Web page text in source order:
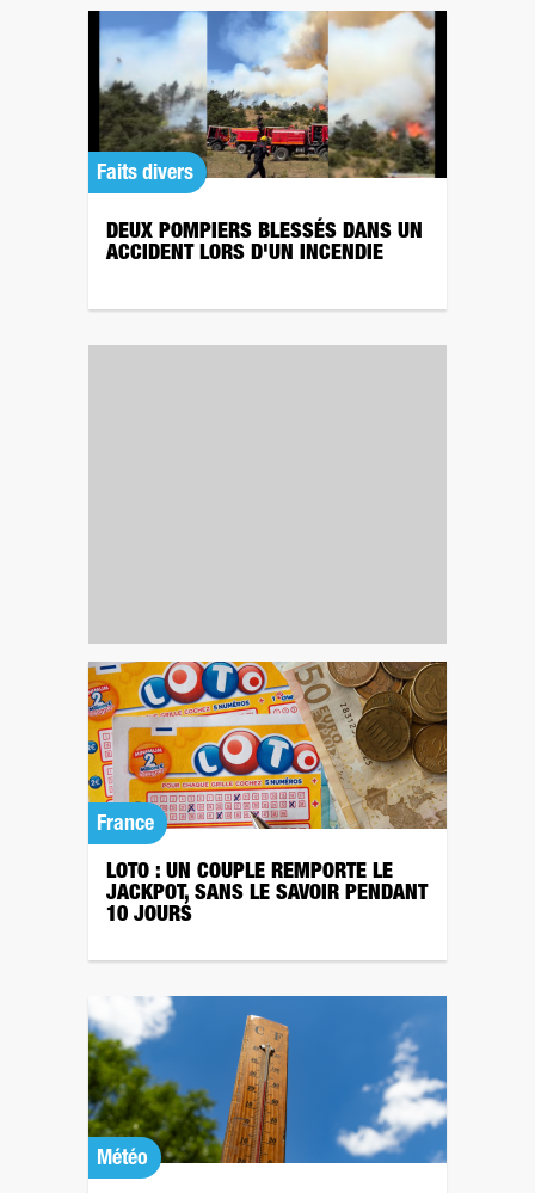
Faits divers
DEUX POMPIERS BLESSÉS DANS UN
ACCIDENT LORS D'UN INCENDIE
France
LOTO : UN COUPLE REMPORTE LE
JACKPOT, SANS LE SAVOIR PENDANT
10 JOURS
Météo